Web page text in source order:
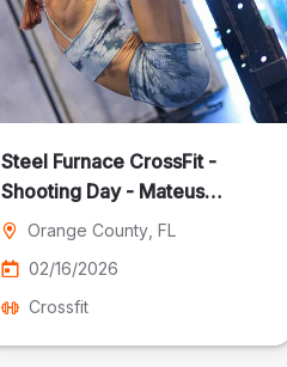
Steel Furnace CrossFit -
Shooting Day - Mateus
Pereira Fotografia
Orange County , FL
02/16/2026
Crossfit